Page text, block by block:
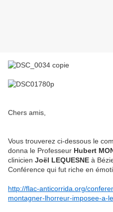
Chers amis,
Vous trouverez ci-dessous le
donna le Professeur Hubert
clinicien Joël LEQUESNE à
Conférence qui fut riche en
http://flac-anticorrida.org/
montagner-lhorreur-imposee-a-